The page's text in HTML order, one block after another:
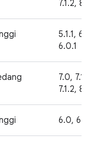
7.1.2,
5.1.1,
6.0.1
7.0, 7.1.1,
7.1.2,
6.0,